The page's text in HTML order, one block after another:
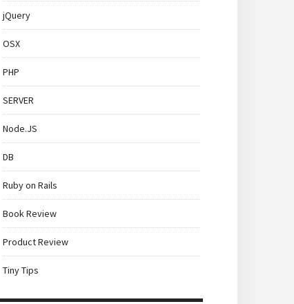
jQuery
OSX
PHP
SERVER
Node.JS
DB
Ruby on Rails
Book Review
Product Review
Tiny Tips